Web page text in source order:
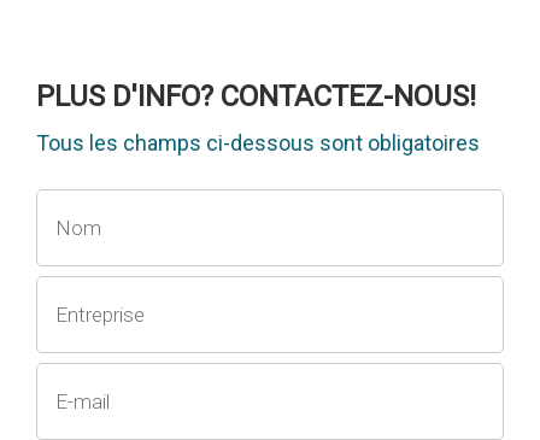
PLUS D'INFO? CONTACTEZ-NOUS!
Tous les champs ci-dessous sont obligatoires